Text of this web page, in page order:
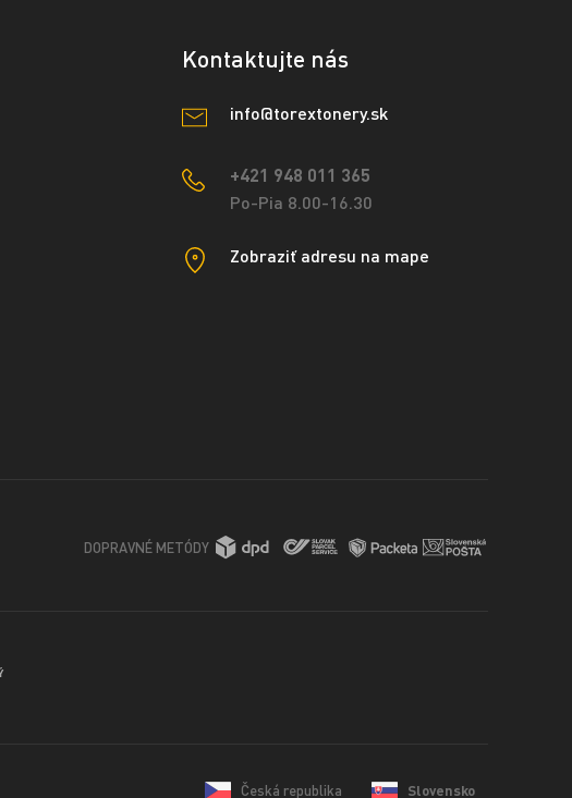
Kontaktujte nás
info@torextonery.sk
+421 948 011 365
Po-Pia 8.00-16.30
Zobraziť adresu na mape
DOPRAVNÉ METÓDY
Česká republika Slovensko